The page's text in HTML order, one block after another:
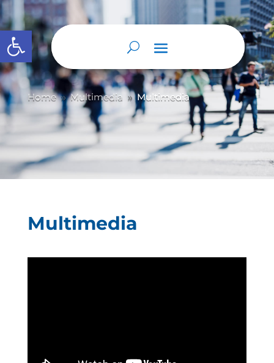
Abrir barra de herramientas
Home 9 Multimedia 9 Multimedia
Multimedia